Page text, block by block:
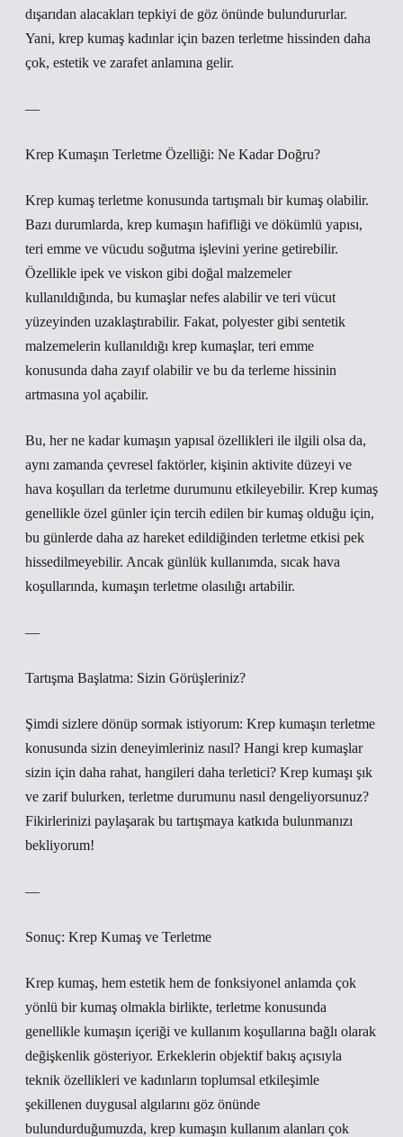
dışarıdan alacakları tepkiyi de göz önünde bulundururlar.
Yani, krep kumaş kadınlar için bazen terletme hissinden daha
çok, estetik ve zarafet anlamına gelir.
—
Krep Kumaşın Terletme Özelliği: Ne Kadar Doğru?
Krep kumaş terletme konusunda tartışmalı bir kumaş olabilir.
Bazı durumlarda, krep kumaşın hafifliği ve dökümlü yapısı,
teri emme ve vücudu soğutma işlevini yerine getirebilir.
Özellikle ipek ve viskon gibi doğal malzemeler
kullanıldığında, bu kumaşlar nefes alabilir ve teri vücut
yüzeyinden uzaklaştırabilir. Fakat, polyester gibi sentetik
malzemelerin kullanıldığı krep kumaşlar, teri emme
konusunda daha zayıf olabilir ve bu da terleme hissinin
artmasına yol açabilir.
Bu, her ne kadar kumaşın yapısal özellikleri ile ilgili olsa da,
aynı zamanda çevresel faktörler, kişinin aktivite düzeyi ve
hava koşulları da terletme durumunu etkileyebilir. Krep kumaş
genellikle özel günler için tercih edilen bir kumaş olduğu için,
bu günlerde daha az hareket edildiğinden terletme etkisi pek
hissedilmeyebilir. Ancak günlük kullanımda, sıcak hava
koşullarında, kumaşın terletme olasılığı artabilir.
—
Tartışma Başlatma: Sizin Görüşleriniz?
Şimdi sizlere dönüp sormak istiyorum: Krep kumaşın terletme
konusunda sizin deneyimleriniz nasıl? Hangi krep kumaşlar
sizin için daha rahat, hangileri daha terletici? Krep kumaşı şık
ve zarif bulurken, terletme durumunu nasıl dengeliyorsunuz?
Fikirlerinizi paylaşarak bu tartışmaya katkıda bulunmanızı
bekliyorum!
—
Sonuç: Krep Kumaş ve Terletme
Krep kumaş, hem estetik hem de fonksiyonel anlamda çok
yönlü bir kumaş olmakla birlikte, terletme konusunda
genellikle kumaşın içeriği ve kullanım koşullarına bağlı olarak
değişkenlik gösteriyor. Erkeklerin objektif bakış açısıyla
teknik özellikleri ve kadınların toplumsal etkileşimle
şekillenen duygusal algılarını göz önünde
bulundurduğumuzda, krep kumaşın kullanım alanları çok